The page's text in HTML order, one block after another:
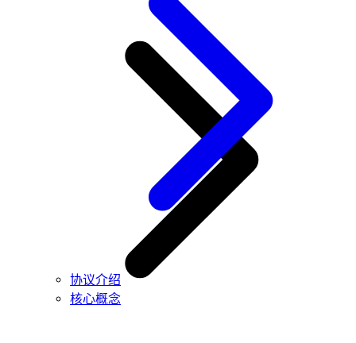
协议介绍
核心概念